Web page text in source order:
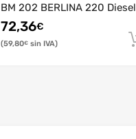
BM 202 BERLINA 220 Diesel
(202.121)
72,36€
59,80€